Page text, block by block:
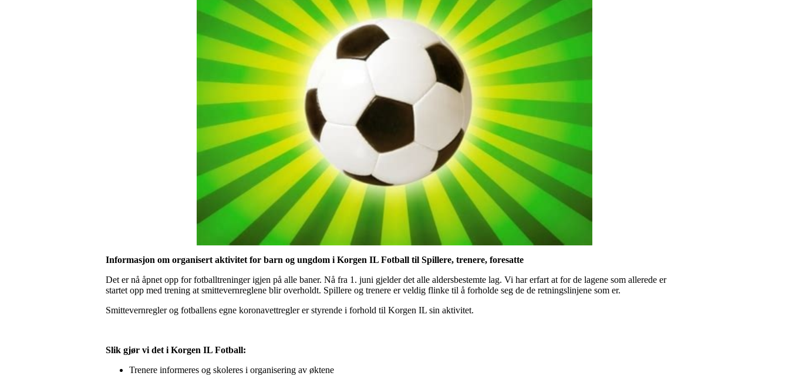
Informasjon om organisert aktivitet for barn og ungdom i Korgen IL Fotball til Spillere, trenere, foresatte
Det er nå åpnet opp for fotballtreninger igjen på alle baner. Nå fra 1. juni gjelder det alle aldersbestemte lag. Vi har erfart at for de lagene som allerede er
startet opp med trening at smittevernreglene blir overholdt. Spillere og trenere er veldig flinke til å forholde seg de de retningslinjene som er.
Smittevernregler og fotballens egne koronavettregler er styrende i forhold til Korgen IL sin aktivitet.
Slik gjør vi det i Korgen IL Fotball:
Trenere informeres og skoleres i organisering av øktene